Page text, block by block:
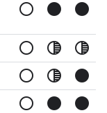
radio_button_unchecked circle circle
radio_button_unchecked tonality tonality
radio_button_unchecked tonality circle
radio_button_unchecked circle circle